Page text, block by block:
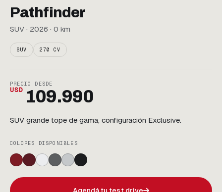
Pathfinder
SUV · 2026 · 0 km
SUV 270 CV
PRECIO DESDE
USD 109.990
SUV grande tope de gama, configuración Exclusive.
COLORES DISPONIBLES